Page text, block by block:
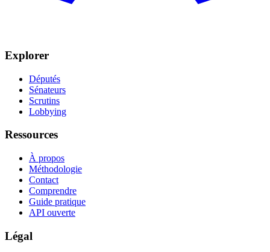
Explorer
Députés
Sénateurs
Scrutins
Lobbying
Ressources
À propos
Méthodologie
Contact
Comprendre
Guide pratique
API ouverte
Légal